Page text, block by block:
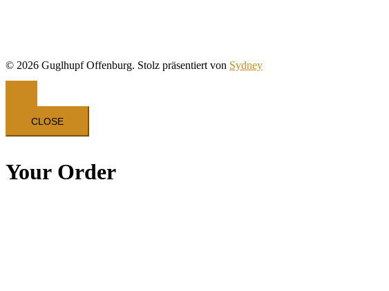
© 2026 Guglhupf Offenburg. Stolz präsentiert von Sydney
CLOSE
Your Order